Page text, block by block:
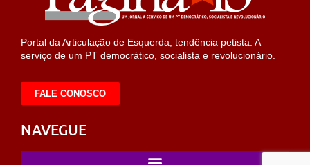
Portal da Articulação de Esquerda, tendência petista. A
serviço de um PT democrático, socialista e revolucionário.
FALE CONOSCO
NAVEGUE